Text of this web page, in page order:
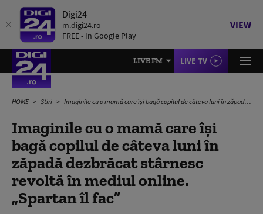
Digi24
m.digi24.ro
FREE - In Google Play
VIEW
LIVE FM LIVE TV
HOME Știri Imaginile cu o mamă care își bagă copilul de câteva luni în zăpadă dezbrăcat stârnesc revoltă în mediul online. „Spartan îl fac”
Imaginile cu o mamă care își
bagă copilul de câteva luni în
zăpadă dezbrăcat stârnesc
revoltă în mediul online.
„Spartan îl fac”